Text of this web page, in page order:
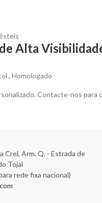
Alta
, Homologado
Contacte-nos
Crel, Arm. Q. - Estrada de
Tojal
rede fixa nacional)